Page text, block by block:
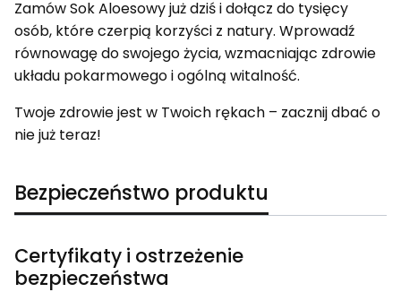
Zamów Sok Aloesowy już dziś i dołącz do tysięcy
osób, które czerpią korzyści z natury. Wprowadź
równowagę do swojego życia, wzmacniając zdrowie
układu pokarmowego i ogólną witalność.
Twoje zdrowie jest w Twoich rękach – zacznij dbać o
nie już teraz!
Bezpieczeństwo produktu
Certyfikaty i ostrzeżenie
bezpieczeństwa